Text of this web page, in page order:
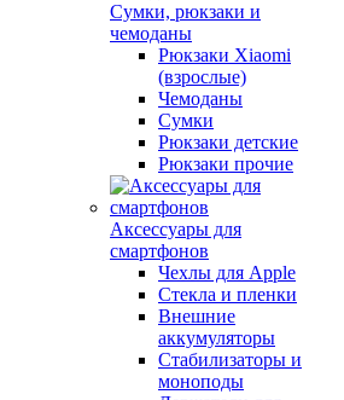
Сумки, рюкзаки и
чемоданы
Рюкзаки Xiaomi
(взрослые)
Чемоданы
Сумки
Рюкзаки детские
Рюкзаки прочие
Аксессуары для
смартфонов
Чехлы для Apple
Стекла и пленки
Внешние
аккумуляторы
Стабилизаторы и
моноподы